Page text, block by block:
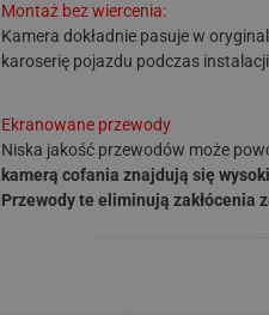
Montaż bez wiercenia:
Kamera dokładnie pasuje w
karoserię pojazdu podczas
Ekranowane przewody
Niska jakość przewodów może
kamerą cofania znajdują się
Przewody te eliminują zakłócenia